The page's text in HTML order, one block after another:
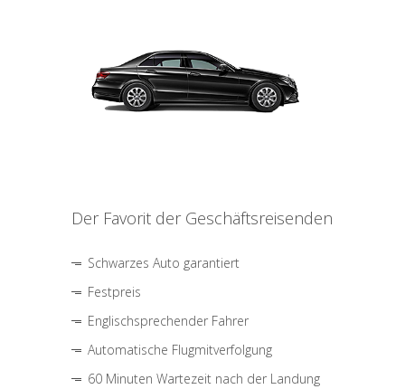
Der Favorit der Geschäftsreisenden
Schwarzes Auto garantiert
Festpreis
Englischsprechender Fahrer
Automatische Flugmitverfolgung
60 Minuten Wartezeit nach der Landung